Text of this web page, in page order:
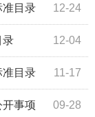
12-24
准目录
12-04
录
11-17
准目录
09-28
事项